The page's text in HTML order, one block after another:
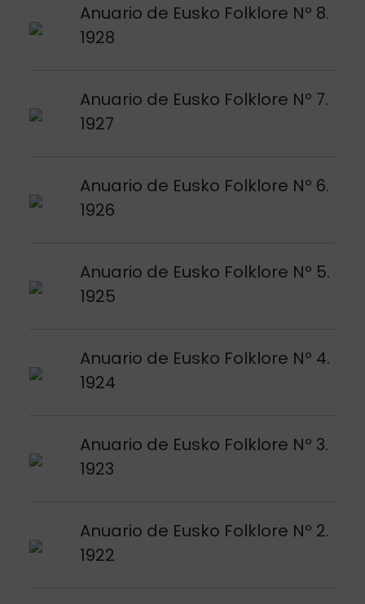
Anuario de Eusko Folklore Nº 8.
1928
Argitalpena ikusi
Anuario de Eusko Folklore Nº 7.
1927
Argitalpena ikusi
Anuario de Eusko Folklore Nº 6.
1926
Argitalpena ikusi
Anuario de Eusko Folklore Nº 5.
1925
Argitalpena ikusi
Anuario de Eusko Folklore Nº 4.
1924
Argitalpena ikusi
Anuario de Eusko Folklore Nº 3.
1923
Argitalpena ikusi
Anuario de Eusko Folklore Nº 2.
1922
Argitalpena ikusi